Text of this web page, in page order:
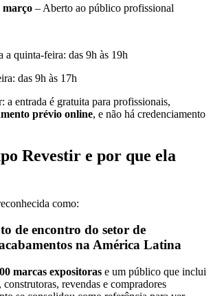
março – Aberto ao público profissional
a quinta-feira: das 9h às 19h
das 9h às 17h
a entrada é gratuita para profissionais,
prévio online, e não há credenciamento
Revestir e por que ela
como:
de encontro do setor de
na América Latina
marcas expositoras e um público que inclui
revendas e compradores